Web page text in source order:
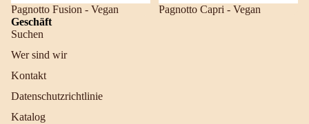
Pagnotto Fusion - Vegan
Pagnotto Capri - Vegan
Geschäft
Suchen
Wer sind wir
Kontakt
Datenschutzrichtlinie
Katalog